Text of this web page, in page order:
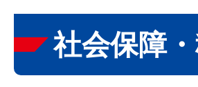
社会保障